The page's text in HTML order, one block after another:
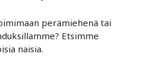
perämiehenä tai
Etsimme
naisia.